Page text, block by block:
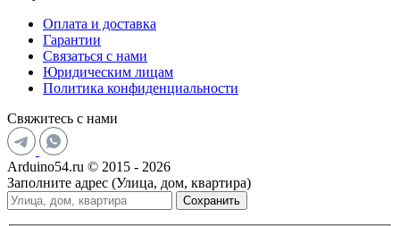
Оплата и доставка
Гарантии
Связаться с нами
Юридическим лицам
Политика конфиденциальности
Свяжитесь с нами
Arduino54.ru © 2015 - 2026
Заполните адрес (Улица, дом, квартира)
Сохранить